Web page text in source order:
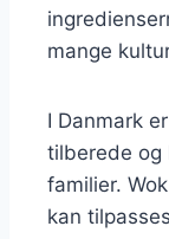
mange
I Danmark
tilberede
familier.
kan